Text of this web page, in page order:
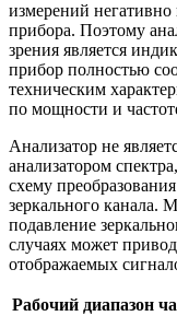
измерений
прибора. Поэтому
зрения является
прибор полностью
техническим
по мощности и
Анализатор не
анализатором
схему
зеркального канала.
подавление
случаях может
отображаемых
Рабочий диапазон